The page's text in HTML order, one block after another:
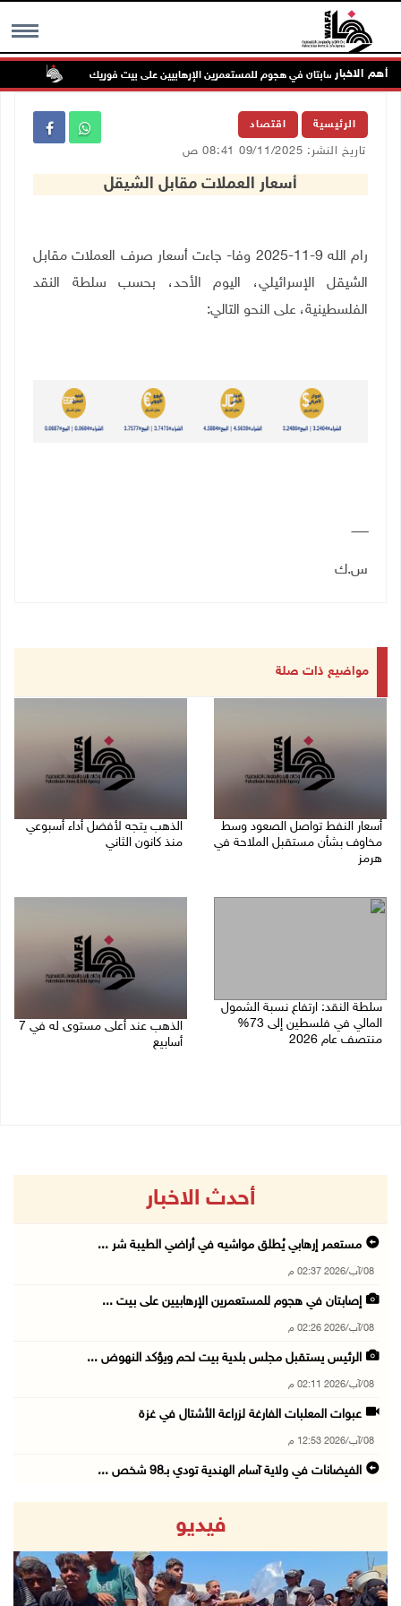
MENU أهم الاخبارإصابتان في هجوم للمستعمرين الإرهابيين على بيت فوريك
الرئيسية اقتصاد
تاريخ النشر: 09/11/2025 08:41 ص
أسعار العملات مقابل الشيقل
رام الله 9-11-2025 وفا- جاءت أسعار صرف العملات مقابل
الشيقل الإسرائيلي، اليوم الأحد، بحسب سلطة النقد
الفلسطينية، على النحو التالي:
ـــــــــ
س.ك
مواضيع ذات صلة
أسعار النفط تواصل الصعود وسط
مخاوف بشأن مستقبل الملاحة في
هرمز
الذهب يتجه لأفضل أداء أسبوعي
منذ كانون الثاني
سلطة النقد: ارتفاع نسبة الشمول
المالي في فلسطين إلى 73%
منتصف عام 2026
الذهب عند أعلى مستوى له في 7
أسابيع
أحدث الاخبار
مستعمر إرهابي يُطلق مواشيه في أراضي الطيبة شر ...
08/آب/2026 02:37 م
إصابتان في هجوم للمستعمرين الإرهابيين على بيت ...
08/آب/2026 02:26 م
الرئيس يستقبل مجلس بلدية بيت لحم ويؤكد النهوض ...
08/آب/2026 02:11 م
عبوات المعلبات الفارغة لزراعة الأشتال في غزة
08/آب/2026 12:53 م
الفيضانات في ولاية آسام الهندية تودي بـ98 شخص ...
الاحتلال يتوغل في بلدة ميس الجبل جنوب لبنان و ...
08/آب/2026 12:39 م
سلطة المياه تطلق مشروعا وطنيا يقود التحول نحو ...
فيديو